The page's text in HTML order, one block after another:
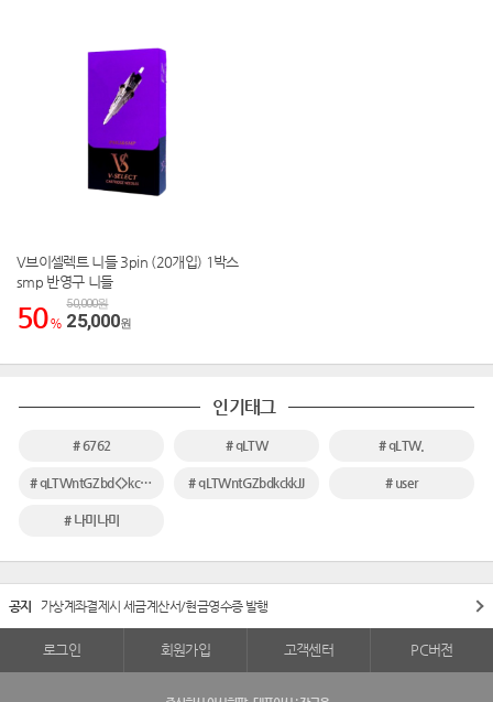
V브이셀렉트 니들 3pin (20개입) 1박스
smp 반영구 니들
50 %
50,000원
25,000원
인기태그
# 6762 # qLTW # qLTW.
# qLTWntGZbd<>kckkJJ # qLTWntGZbdkckkJJ # user
# 나미나미
공지 가상계좌결제시 세금계산서/현금영수증 발행
로그인 회원가입 고객센터 PC버전